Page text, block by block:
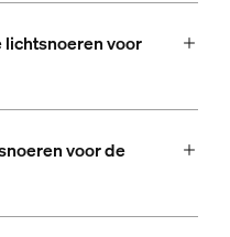
voor
voor de